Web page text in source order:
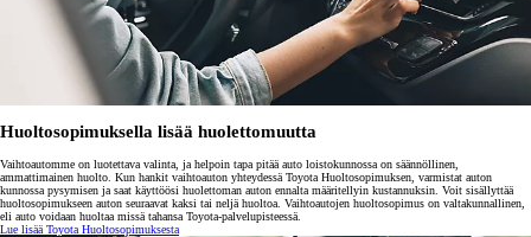
Huoltosopimuksella lisää huolettomuutta
Vaihtoautomme on luotettava valinta, ja helpoin tapa pitää auto loistokunnossa on säännöllinen,
ammattimainen huolto. Kun hankit vaihtoauton yhteydessä Toyota Huoltosopimuksen, varmistat auton
kunnossa pysymisen ja saat käyttöösi huolettoman auton ennalta määritellyin kustannuksin. Voit sisällyttää
huoltosopimukseen auton seuraavat kaksi tai neljä huoltoa. Vaihtoautojen huoltosopimus on valtakunnallinen,
eli auto voidaan huoltaa missä tahansa Toyota-palvelupisteessä.
Lue lisää Toyota Huoltosopimuksesta